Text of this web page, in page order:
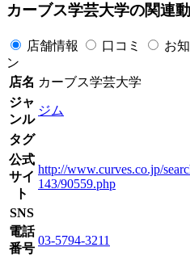
カーブス学芸大学の関連
店舗情報 口コミ お
ン
店名 カーブス学芸大学
ジャ
ンル
ジム
タグ
公式
サイ
ト
http://www.curves.co.jp/
143/90559.php
SNS
電話
番号
03-5794-3211